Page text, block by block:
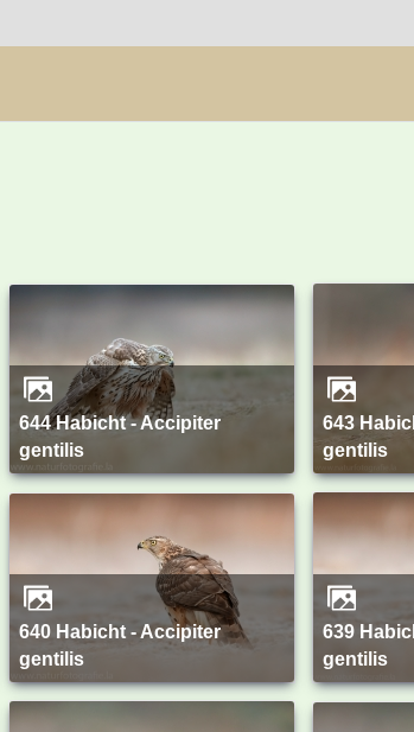
644 Habicht - Accipiter
gentilis
643 Habicht - Accipiter
gentilis
640 Habicht - Accipiter
gentilis
639 Habicht - Accipiter
gentilis